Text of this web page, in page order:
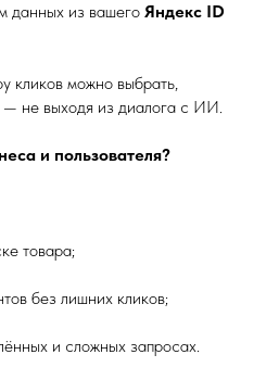
данных из вашего Яндекс ID
кликов можно выбрать,
— не выходя из диалога с ИИ.
и пользователя?
товара;
без лишних кликов;
и сложных запросах.